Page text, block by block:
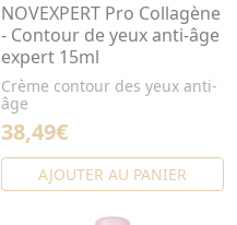
NOVEXPERT Pro Collagène
- Contour de yeux anti-âge
expert 15ml
Crème contour des yeux anti-
âge
38,49€
AJOUTER AU PANIER